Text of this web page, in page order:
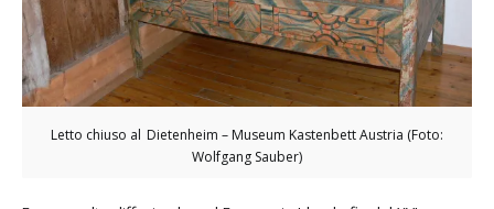
Letto chiuso al Dietenheim – Museum Kastenbett Austria (Foto:
Wolfgang Sauber)